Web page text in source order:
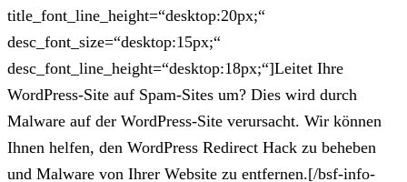
title_font_line_height=“desktop:20px;“
desc_font_size=“desktop:15px;“
desc_font_line_height=“desktop:18px;“]Leitet Ihre
WordPress-Site auf Spam-Sites um? Dies wird durch
Malware auf der WordPress-Site verursacht. Wir können
Ihnen helfen, den WordPress Redirect Hack zu beheben
und Malware von Ihrer Website zu entfernen.[/bsf-info-